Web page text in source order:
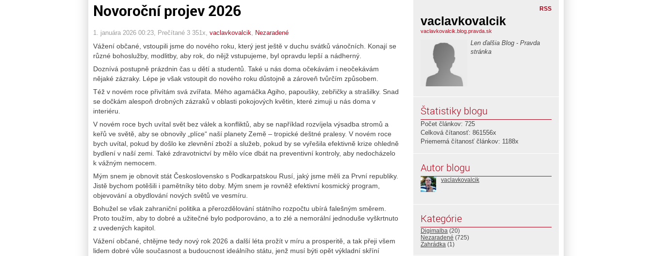
Novoroční projev 2026
1. januára 2026 00:23 , Prečítané 3 351x, vaclavkovalcik Nezaradené
Vážení občané, vstoupili jsme do nového roku, který jest ještě v duchu svátků vánočních. Konají se
různé bohoslužby, modlitby, aby rok, do nějž vstupujeme, byl opravdu lepší a nádherný.
Doznívá postupně prázdnin čas u dětí a studentů. Také u nás doma očekávám i neočekávám
nějaké zázraky. Lépe je však vstoupit do nového roku důstojně a zároveň tvůrčím způsobem.
Též v novém roce přivítám svá zvířata. Mého agamáčka Agiho, papoušky, zebřičky a strašilky. Snad
se dočkám alespoň drobných zázraků v oblasti pokojových květin, které zimuji u nás doma v
interiéru.
V novém roce bych uvítal svět bez válek a konfliktů, aby se například rozvíjela výsadba stromů a
keřů ve světě, aby se obnovily „plíce“ naší planety Země – tropické deštné pralesy. V novém roce
bych uvítal, pokud by došlo ke zlevnění zboží a služeb, pokud by se vyřešila efektivně krize ohledně
bydlení v naší zemi. Také zdravotnictví by mělo více dbát na preventivní kontroly, aby nedocházelo
k vážným nemocem.
Mým snem je obnovit stát Československo s Podkarpatskou Rusí, jaký jsme měli za První republiky.
Jistě bychom potěšili i pamětníky této doby. Mým snem je rovněž efektivní kosmický program,
objevování a obydlování nových světů ve vesmíru.
Bohužel se však zahraniční politika a přerozdělování státního rozpočtu ubírá falešným směrem.
Proto toužím, aby to dobré a užitečné bylo podporováno, a to zlé a nemorální jednoduše vyškrtnuto
z uvedených kapitol.
Vážení občané, chtějme tedy nový rok 2026 a další léta prožít v míru a prosperitě, a tak přeji všem
lidem dobré vůle současnost a budoucnost ideálního státu, jenž musí býti opět výkladní skříní
RSS
vaclavkovalcik
vaclavkovalcik.blog.pravda.sk
Len ďalšia Blog - Pravda
stránka
Štatistiky blogu
Počet článkov: 725
Celková čítanosť: 861556x
Priemerná čítanosť článkov: 1188x
Autor blogu
vaclavkovalcik
Kategórie
Digimalba (20)
Nezaradené (725)
Zahrádka (1)